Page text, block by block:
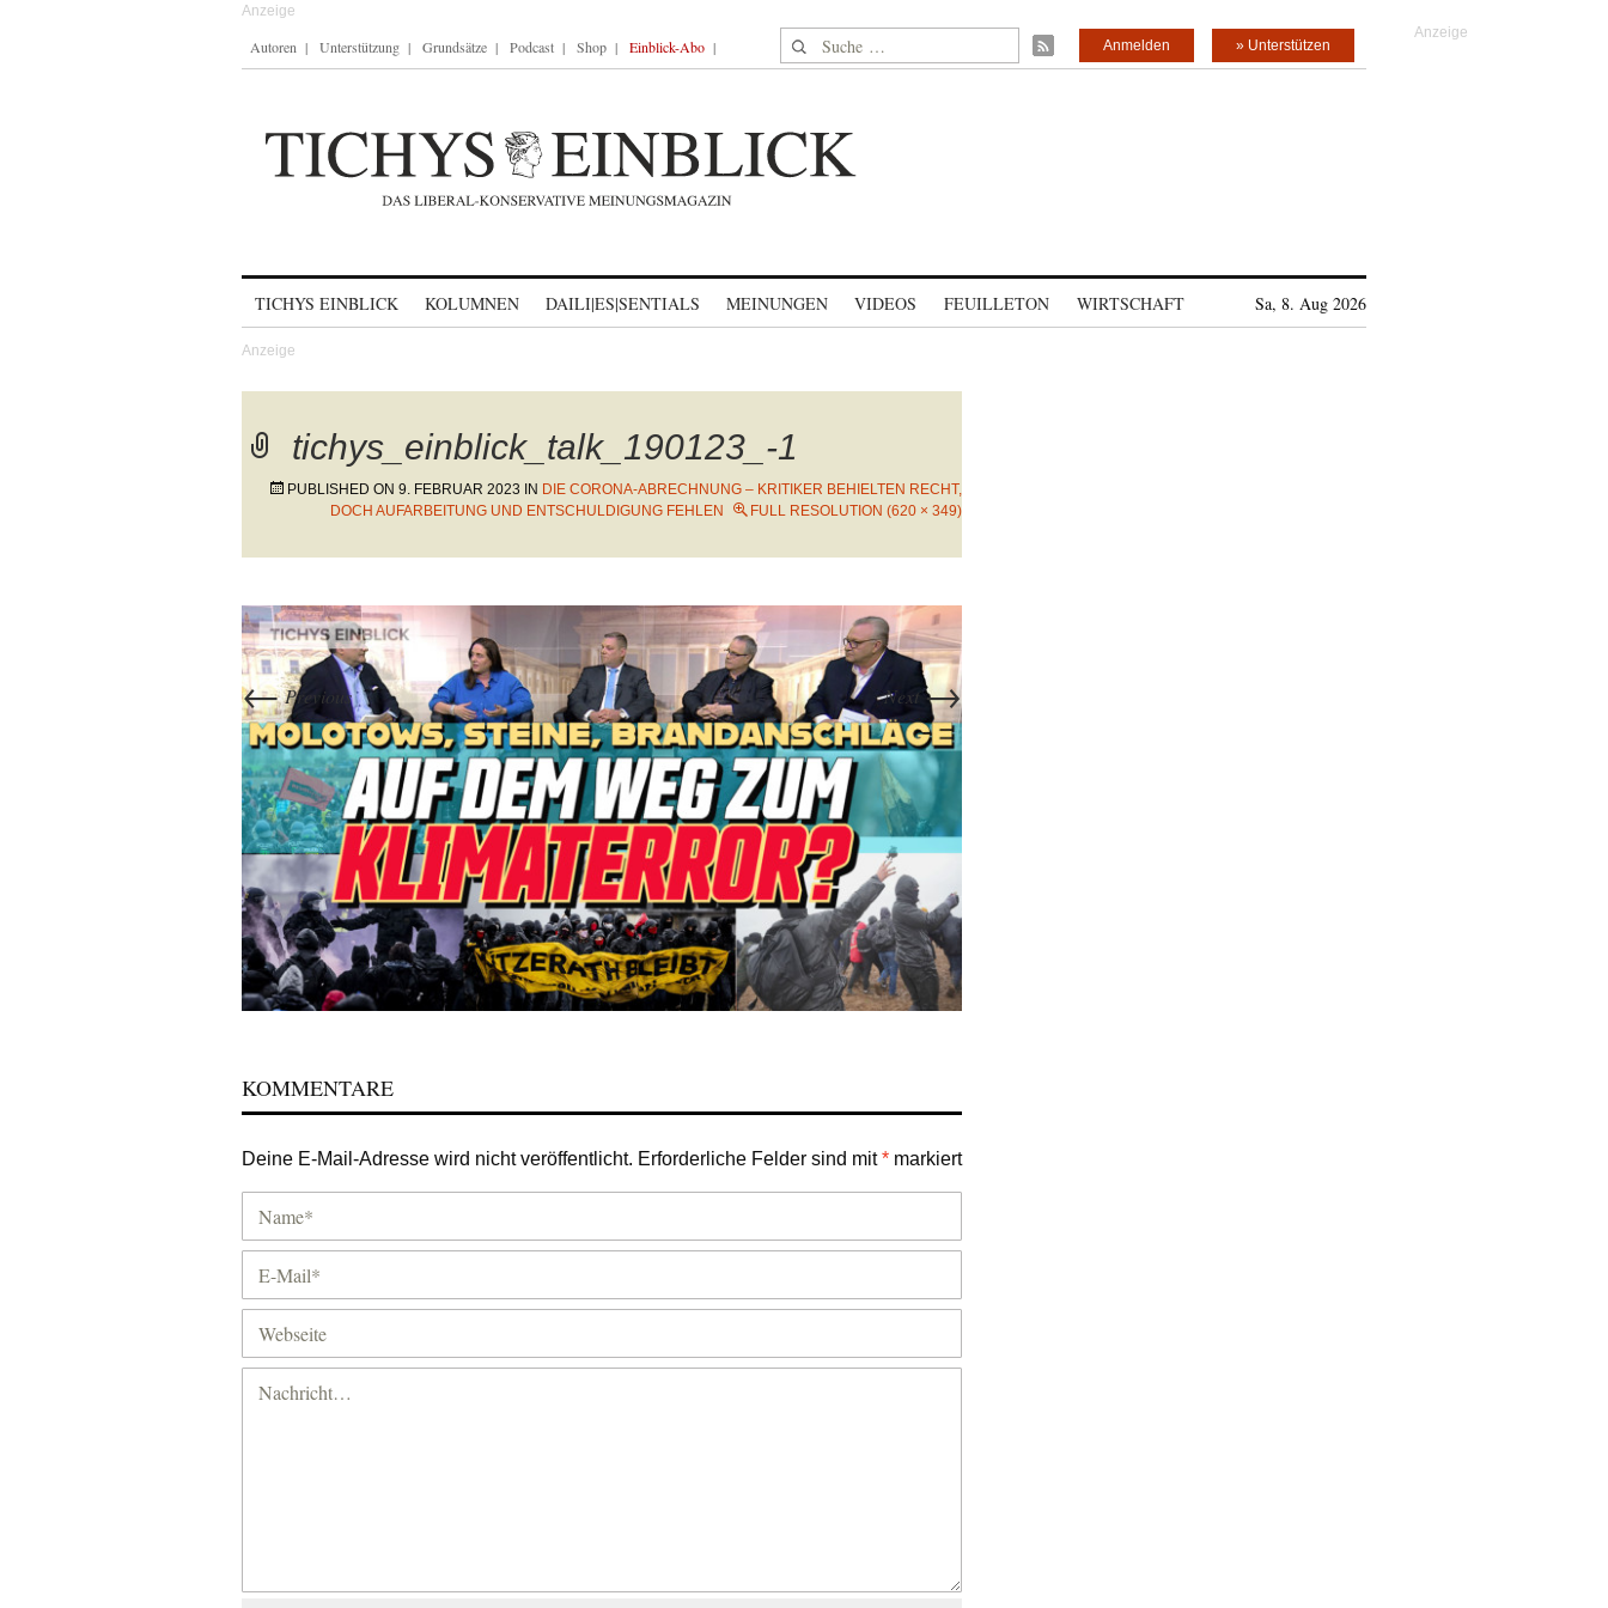
Autoren Unterstützung Grundsätze Podcast Shop Einblick-Abo Suche nach: » Unterstützen
Anmelden
TICHYS EINBLICK KOLUMNEN DAILI|ES|SENTIALS MEINUNGEN VIDEOS FEUILLETON WIRTSCHAFT Sa, 8. Aug 2026
tichys_einblick_talk_190123_-1
PUBLISHED ON 9. FEBRUAR 2023 IN DIE CORONA-ABRECHNUNG – KRITIKER BEHIELTEN RECHT,
DOCH AUFARBEITUNG UND ENTSCHULDIGUNG FEHLEN
FULL RESOLUTION (620 × 349)
←Previous Next →
KOMMENTARE
Deine E-Mail-Adresse wird nicht veröffentlicht. Erforderliche Felder sind mit* markiert